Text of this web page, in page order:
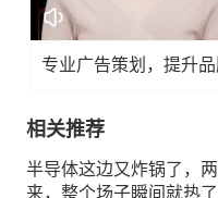
专业广告策划，提升
相关推荐
半导体这边又炸锅了，
来，整个场子瞬间就热了